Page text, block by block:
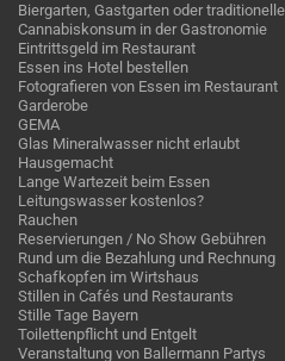
Biergarten, Gastgarten oder
Cannabiskonsum in der Gastronomie
Eintrittsgeld im Restaurant
Essen ins Hotel bestellen
Fotografieren von Essen im Restaurant
Garderobe
GEMA
Glas Mineralwasser nicht erlaubt
Hausgemacht
Lange Wartezeit beim Essen
Leitungswasser kostenlos?
Rauchen
Reservierungen / No Show Gebühren
Rund um die Bezahlung und Rechnung
Schafkopfen im Wirtshaus
Stillen in Cafés und Restaurants
Stille Tage Bayern
Toilettenpflicht und Entgelt
Veranstaltung von Ballermann Partys